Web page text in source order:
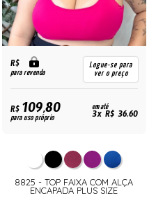
R$
para revenda
Logue-se para
ver o preço
R$109,80
para uso próprio
em até
3x R$ 36,60
8825 - TOP FAIXA COM ALÇA
ENCAPADA PLUS SIZE